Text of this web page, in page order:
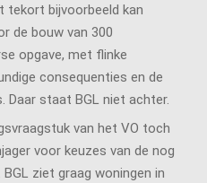
tekort bijvoorbeeld kan
de bouw van 300
opgave, met flinke
consequenties en de
Daar staat BGL niet achter.
van het VO toch
voor keuzes van de nog
ziet graag woningen in